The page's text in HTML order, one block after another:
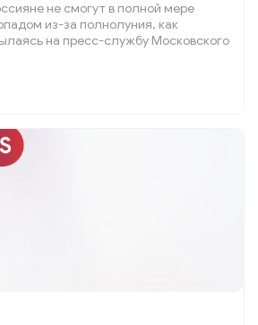
не смогут в полной мере
из-за полнолуния, как
на пресс-службу Московского